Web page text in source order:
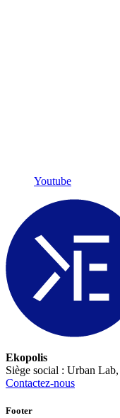
Youtube
Ekopolis
Siège social : Urban
Contactez-nous
Footer